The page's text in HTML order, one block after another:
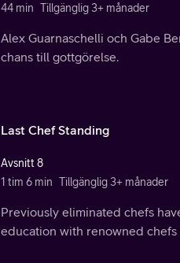
44 min Tillgänglig 3+ månader
Alex Guarnaschelli och Gabe
chans till gottgörelse.
Last Chef Standing
Avsnitt 8
1 tim 6 min Tillgänglig 3+ månader
Previously eliminated chefs
education with renowned chefs